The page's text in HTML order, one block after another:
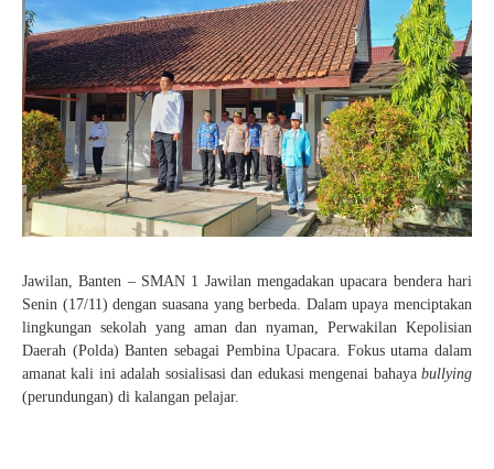
KEAMANAN
KANTIN
SENI
TAEKWONDO
KARATE
PENCAK SILAT
VOLLY
BASKET
FUTSAL
KIrSTIK (Karya Ilmiah Remaja dan Jurnalistik)
HASIL SELEKSI AFIRMASI
PENDAFTARAN SPMB JALUR PRESTASI AKADEMIK
HASIL SELEKSI PRESTASI AKADEMIK
JUKNIS SPMB 2026
STPJM SPMB 2026
Jawilan, Banten – SMAN 1 Jawilan mengadakan upacara bendera hari
Senin (17/11) dengan suasana yang berbeda. Dalam upaya menciptakan
lingkungan sekolah yang aman dan nyaman, Perwakilan Kepolisian
Daerah (Polda) Banten sebagai Pembina Upacara. Fokus utama dalam
amanat kali ini adalah sosialisasi dan edukasi mengenai bahaya bullying
(perundungan) di kalangan pelajar.